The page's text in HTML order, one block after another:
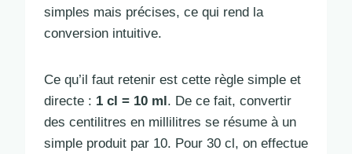
simples mais précises, ce qui rend la
conversion intuitive.
Ce qu’il faut retenir est cette règle simple et
directe : 1 cl = 10 ml . De ce fait, convertir
des centilitres en millilitres se résume à un
simple produit par 10. Pour 30 cl, on effectue